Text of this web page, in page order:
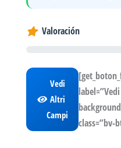
Valoración
Vedi
Altri
Campi
class=”bv-